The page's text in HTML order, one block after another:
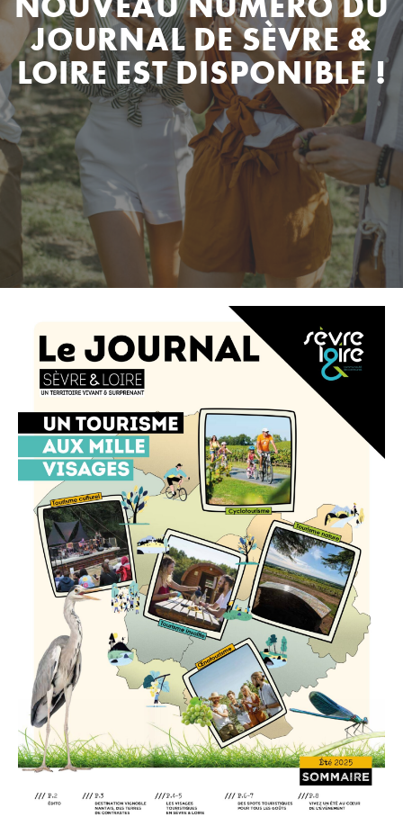
JOURNAL DE SÈVRE &
LOIRE EST DISPONIBLE !